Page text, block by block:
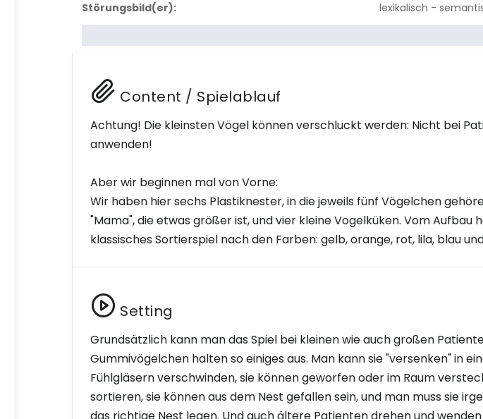
Störungsbild(er):
lexikalisch -
Content / Spielablauf
Achtung! Die kleinsten Vögel können verschluckt werden: Nicht bei
anwenden!
Aber wir beginnen mal von Vorne:
Wir haben hier sechs Plastiknester, in die jeweils fünf Vögelchen
"Mama", die etwas größer ist, und vier kleine Vogelküken. Vom Aufbau
klassisches Sortierspiel nach den Farben: gelb, orange, rot, lila, blau
Setting
Grundsätzlich kann man das Spiel bei kleinen wie auch großen
Gummivögelchen halten so einiges aus. Man kann sie "versenken" in
Fühlgläsern verschwinden, sie können geworfen oder im Raum
sortieren, sie können aus dem Nest gefallen sein, und man muss sie